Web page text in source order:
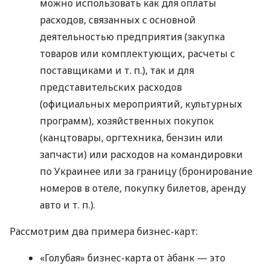
можно использовать как для оплаты
расходов, связанных с основной
деятельностью предприятия (закупка
товаров или комплектующих, расчеты с
поставщиками и т. п.), так и для
представительских расходов
(официальных мероприятий, культурных
программ), хозяйственных покупок
(канцтовары, оргтехника, бензин или
запчасти) или расходов на командировки
по Украинее или за границу (бронирование
номеров в отеле, покупку билетов, аренду
авто и т. п.).
Рассмотрим два примера бизнес-карт:
«Голубая» бизнес-карта от àбанк — это